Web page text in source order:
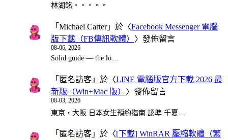
林湖銘。。。。。
「 Michael Carter」於〈Facebook Messenger 電腦
版下載（FB傳訊軟體） 〉發佈留言
08-06, 2026
Solid guide — the lo…
「 匿名訪客 」於〈LINE 電腦版官方下載 2026 最
新版（Win+Mac 版） 〉發佈留言
08-03, 2026
東京・大阪 日本女生預約指南 認準 千夏…
「 匿名訪客 」於〈[下載] WinRAR 壓縮軟體（繁